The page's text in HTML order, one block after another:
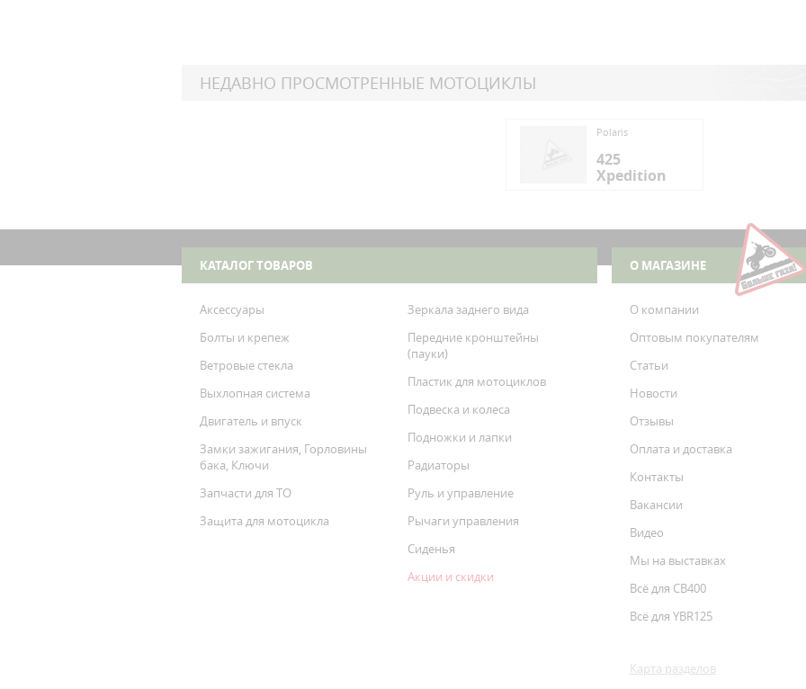
НЕДАВНО ПРОСМОТРЕННЫЕ МОТОЦИКЛЫ
Polaris
425
Xpedition
425
КАТАЛОГ ТОВАРОВ
Аксессуары
Болты и крепеж
Ветровые стекла
Выхлопная система
Двигатель и впуск
Замки зажигания, Горловины
бака, Ключи
Запчасти для ТО
Защита для мотоцикла
Зеркала заднего вида
Передние кронштейны
(пауки)
Пластик для мотоциклов
Подвеска и колеса
Подножки и лапки
Радиаторы
Руль и управление
Рычаги управления
Сиденья
Акции и скидки
О МАГАЗИНЕ
О компании
Оптовым покупателям
Статьи
Новости
Отзывы
Оплата и доставка
Контакты
Вакансии
Видео
Мы на выставках
Всё для CB400
Всё для YBR125
Карта разделов